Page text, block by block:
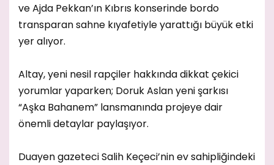
ve Ajda Pekkan’ın Kıbrıs konserinde bordo
transparan sahne kıyafetiyle yarattığı büyük etki
yer alıyor.
Altay, yeni nesil rapçiler hakkında dikkat çekici
yorumlar yaparken; Doruk Aslan yeni şarkısı
“Aşka Bahanem” lansmanında projeye dair
önemli detaylar paylaşıyor.
Duayen gazeteci Salih Keçeci’nin ev sahipliğindeki